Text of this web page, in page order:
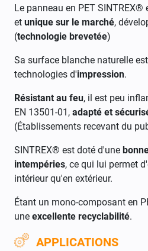
Le panneau en PET SINTREX®
et unique sur le marché,
(technologie brevetée)
Sa surface blanche naturelle
technologies d'impression.
Résistant au feu, il est peu
EN 13501-01, adapté et
(Établissements recevant du
SINTREX® est doté d'une
intempéries, ce qui lui permet
intérieur qu'en extérieur.
Étant un mono-composant en
une excellente recyclabilité.
APPLICATIONS